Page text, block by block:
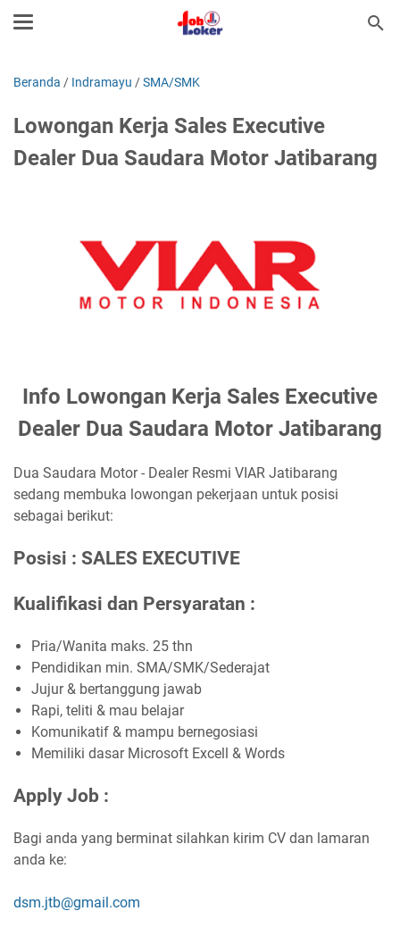
Beranda / Indramayu /SMA/SMK
Lowongan Kerja Sales Executive
Dealer Dua Saudara Motor Jatibarang
Info Lowongan Kerja Sales Executive
Dealer Dua Saudara Motor Jatibarang
Dua Saudara Motor - Dealer Resmi VIAR Jatibarang
sedang membuka lowongan pekerjaan untuk posisi
sebagai berikut:
Posisi : SALES EXECUTIVE
Kualifikasi dan Persyaratan :
Pria/Wanita maks. 25 thn
Pendidikan min. SMA/SMK/Sederajat
Jujur & bertanggung jawab
Rapi, teliti & mau belajar
Komunikatif & mampu bernegosiasi
Memiliki dasar Microsoft Excell & Words
Apply Job :
Bagi anda yang berminat silahkan kirim CV dan lamaran
anda ke:
dsm.jtb@gmail.com